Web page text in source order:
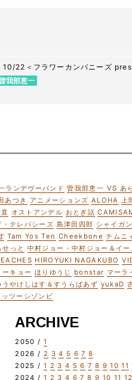
10/22＜フラワーカンパニーズ
我部恵一
ランデヴーバンド 曽我部恵一 VS あ
あつき アニメーションズ ALOHA 上
オストアンデル おとぎ話
・テレパシーズ 島津田四郎 シャイガ
Tam Yos Ten Cheekbone チムニ
っと 中村ジョー・中村ジョー＆イ
HIROYUKI NAGAKUBO
キョー ほりゆうじ bonstar マーラ
うやけしはす＆すうらばあず yukaD
ッツーシゾンビ
ARCHIVE
2050 / 1
2026 / 2 3 4 5 6 7 8
2025 / 1 2 3 4 5 6 7 8 9 10 11
2024 / 1 2 3 4 6 7 8 9 10 11 12